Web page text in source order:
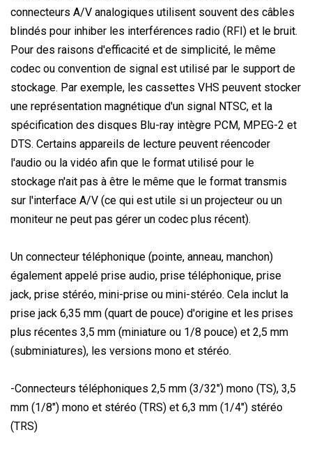
connecteurs A/V analogiques utilisent souvent des câbles
blindés pour inhiber les interférences radio (RFI) et le bruit.
Pour des raisons d'efficacité et de simplicité, le même
codec ou convention de signal est utilisé par le support de
stockage. Par exemple, les cassettes VHS peuvent stocker
une représentation magnétique d'un signal NTSC, et la
spécification des disques Blu-ray intègre PCM, MPEG-2 et
DTS. Certains appareils de lecture peuvent réencoder
l'audio ou la vidéo afin que le format utilisé pour le
stockage n'ait pas à être le même que le format transmis
sur l'interface A/V (ce qui est utile si un projecteur ou un
moniteur ne peut pas gérer un codec plus récent).
Un connecteur téléphonique (pointe, anneau, manchon)
également appelé prise audio, prise téléphonique, prise
jack, prise stéréo, mini-prise ou mini-stéréo. Cela inclut la
prise jack 6,35 mm (quart de pouce) d'origine et les prises
plus récentes 3,5 mm (miniature ou 1/8 pouce) et 2,5 mm
(subminiatures), les versions mono et stéréo.
-Connecteurs téléphoniques 2,5 mm (3/32") mono (TS), 3,5
mm (1/8") mono et stéréo (TRS) et 6,3 mm (1/4") stéréo
(TRS)